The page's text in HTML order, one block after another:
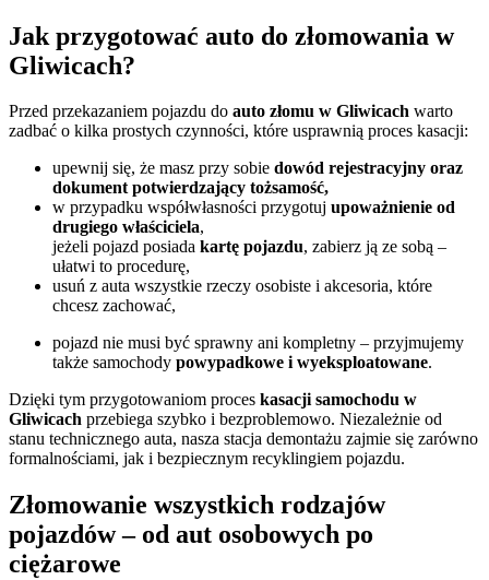
Jak przygotować auto do złomowania w
Gliwicach?
Przed przekazaniem pojazdu do auto złomu w Gliwicach warto
zadbać o kilka prostych czynności, które usprawnią proces kasacji:
upewnij się, że masz przy sobie dowód rejestracyjny oraz
dokument potwierdzający tożsamość,
w przypadku współwłasności przygotuj upoważnienie od
drugiego właściciela,
jeżeli pojazd posiada kartę pojazdu, zabierz ją ze sobą –
ułatwi to procedurę,
usuń z auta wszystkie rzeczy osobiste i akcesoria, które
chcesz zachować,
pojazd nie musi być sprawny ani kompletny – przyjmujemy
także samochody powypadkowe i wyeksploatowane.
Dzięki tym przygotowaniom proces kasacji samochodu w
Gliwicach przebiega szybko i bezproblemowo. Niezależnie od
stanu technicznego auta, nasza stacja demontażu zajmie się zarówno
formalnościami, jak i bezpiecznym recyklingiem pojazdu.
Złomowanie wszystkich rodzajów
pojazdów – od aut osobowych po
ciężarowe